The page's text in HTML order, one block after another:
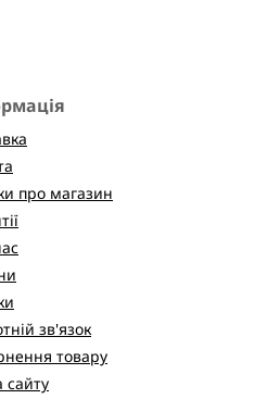
про магазин
зв'язок
товару
сайту